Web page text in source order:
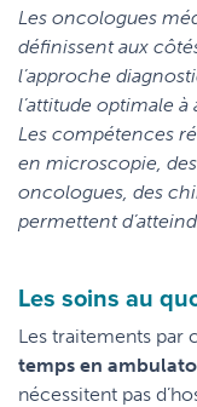
Les oncologues
définissent aux
l’approche
l’attitude optimale
Les compétences
en microscopie, des
oncologues, des
permettent
Les soins au
Les traitements par
temps en
nécessitent pas